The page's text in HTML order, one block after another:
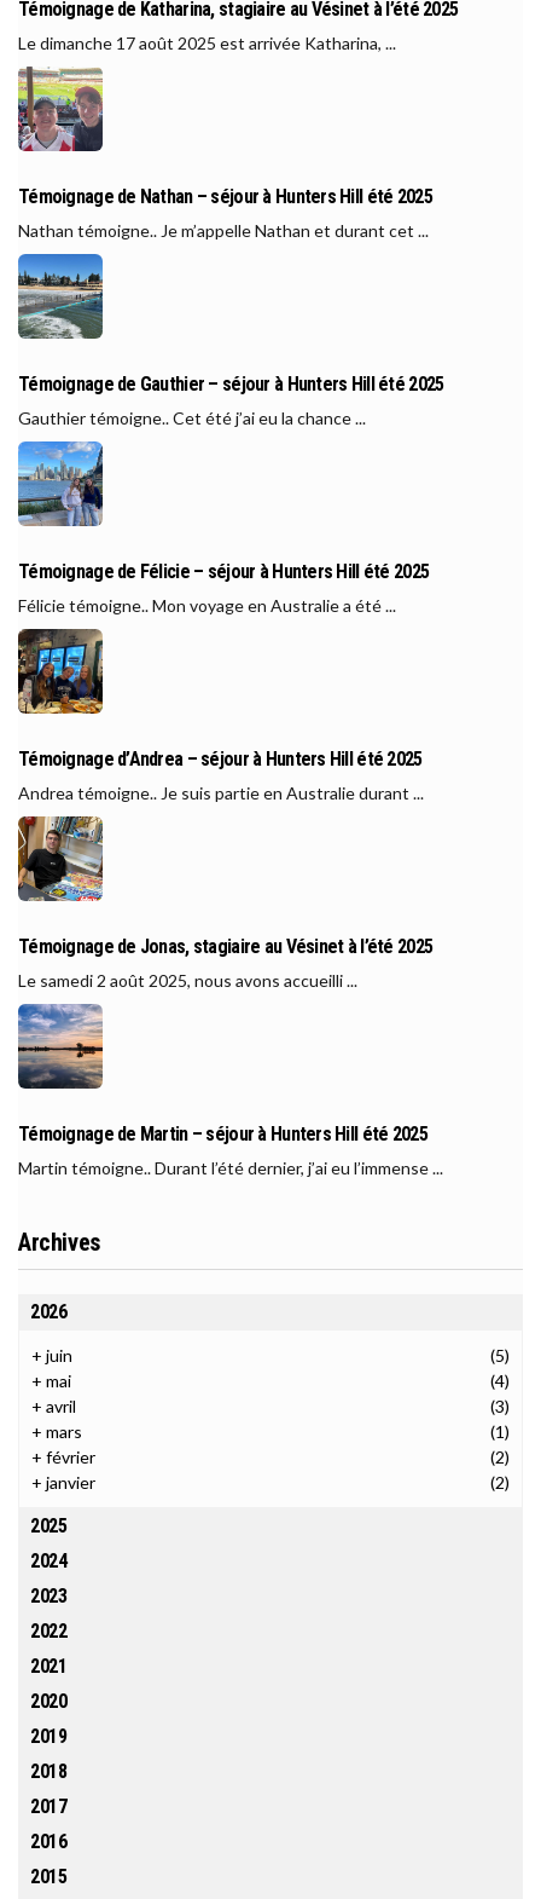
Témoignage de Katharina, stagiaire au Vésinet à l’été 2025
Le dimanche 17 août 2025 est arrivée Katharina, ...
Témoignage de Nathan – séjour à Hunters Hill été 2025
Nathan témoigne.. Je m’appelle Nathan et durant cet ...
Témoignage de Gauthier – séjour à Hunters Hill été 2025
Gauthier témoigne.. Cet été j’ai eu la chance ...
Témoignage de Félicie – séjour à Hunters Hill été 2025
Félicie témoigne.. Mon voyage en Australie a été ...
Témoignage d’Andrea – séjour à Hunters Hill été 2025
Andrea témoigne.. Je suis partie en Australie durant ...
Témoignage de Jonas, stagiaire au Vésinet à l’été 2025
Le samedi 2 août 2025, nous avons accueilli ...
Témoignage de Martin – séjour à Hunters Hill été 2025
Martin témoigne.. Durant l’été dernier, j’ai eu l’immense ...
Archives
2026
+ juin
(5)
+ mai
(4)
+ avril
(3)
+ mars
(1)
+ février
(2)
+ janvier (2)
2025
2024
2023
2022
2021
2020
2019
2018
2017
2016
2015